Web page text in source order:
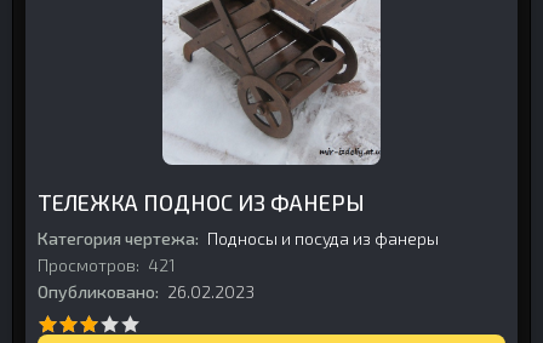
ТЕЛЕЖКА ПОДНОС ИЗ ФАНЕРЫ
Категория чертежа: Подносы и посуда из фанеры
Просмотров: 421
Опубликовано: 26.02.2023